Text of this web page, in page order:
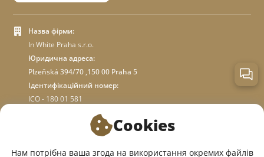
Назва фірми:
In White Praha s.r.o.
Юридична адреса:
Plzeňská 394/70 ,150 00 Praha 5
Ідентифікаційний номер:
ICO - 180 01 581
ПРО МАГАЗИН
Cookies
Нам потрібна ваша згода на використання окремих файлів